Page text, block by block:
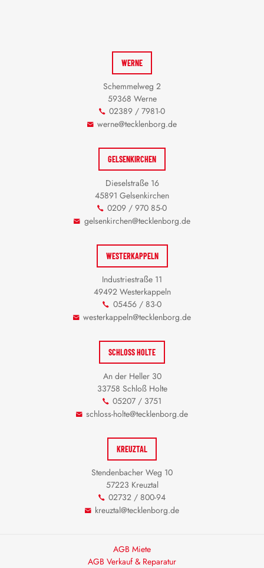
WERNE
Schemmelweg 2
59368 Werne
02389 / 7981-0
werne@tecklenborg.de
GELSENKIRCHEN
Dieselstraße 16
45891 Gelsenkirchen
0209 / 970 85-0
gelsenkirchen@tecklenborg.de
WESTERKAPPELN
Industriestraße 11
49492 Westerkappeln
05456 / 83-0
westerkappeln@tecklenborg.de
SCHLOSS HOLTE
An der Heller 30
33758 Schloß Holte
05207 / 3751
schloss-holte@tecklenborg.de
KREUZTAL
Stendenbacher Weg 10
57223 Kreuztal
02732 / 800-94
kreuztal@tecklenborg.de
AGB Miete
AGB Verkauf & Reparatur